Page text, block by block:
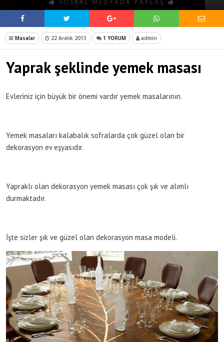
Masalar 22 Aralık 2013 1 YORUM admin
Yaprak şeklinde yemek masası
Evleriniz için büyük bir önemi vardır yemek masalarının.
Yemek masaları kalabalık sofralarda çok güzel olan bir
dekorasyon ev eşyasıdır.
Yapraklı olan dekorasyon yemek masası çok şık ve alımlı
durmaktadır.
İşte sizler şık ve güzel olan dekorasyon masa modeli.